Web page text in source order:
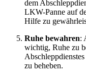
dem
LKW-Panne auf
Hilfe zu
Ruhe bewahren:
wichtig, Ruhe zu
zu beheben.